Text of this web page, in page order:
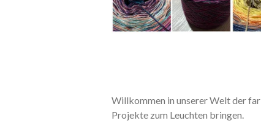
Willkommen in unserer Welt der
Projekte zum Leuchten bringen.